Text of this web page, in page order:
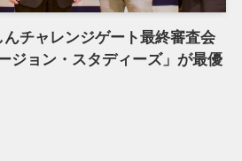
んチャレンジゲート最終審査会
ジョン・スタディーズ」が最優